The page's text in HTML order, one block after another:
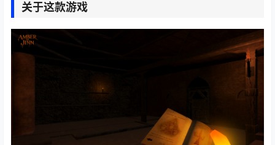
关于这款游戏